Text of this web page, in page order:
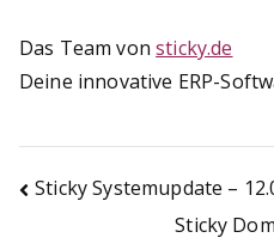
Das Team vonsticky.de
Deine innovative ERP-
Sticky Systemupdate –
Sticky